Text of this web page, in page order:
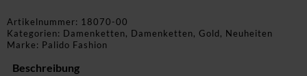
Artikelnummer: 18070-00
Kategorien: Damenketten, Damenketten, Gold, Neuheiten
Marke: Palido Fashion
Beschreibung